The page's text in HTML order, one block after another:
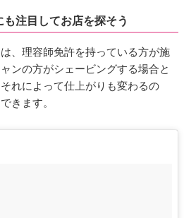
注目してお店を探そう
、理容師免許を持っている方が施
ンの方がシェービングする場合と
れによって仕上がりも変わるの
きます。